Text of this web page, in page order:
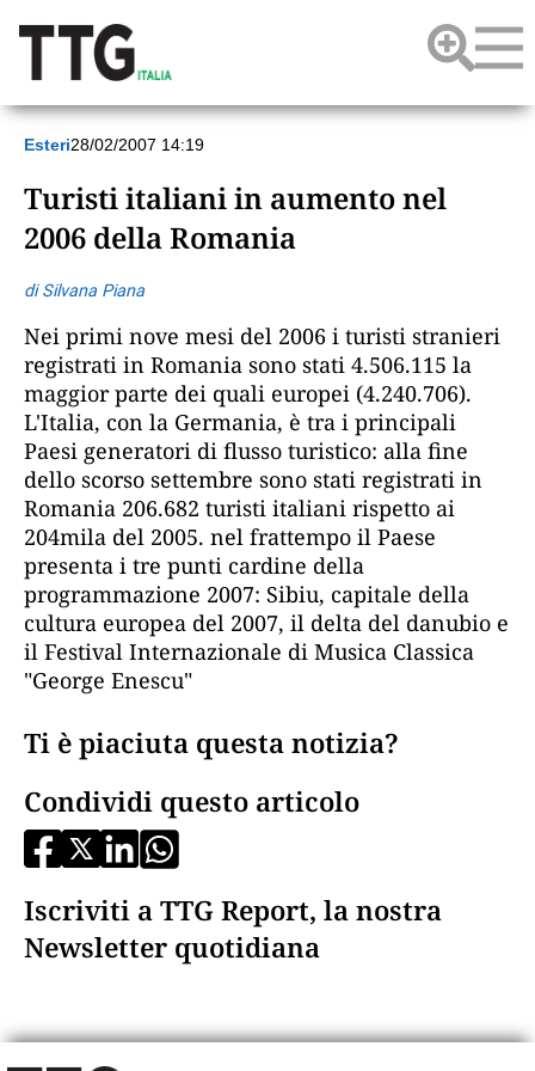
Esteri28/02/2007 14:19
Turisti italiani in aumento nel
2006 della Romania
di Silvana Piana
Nei primi nove mesi del 2006 i turisti stranieri
registrati in Romania sono stati 4.506.115 la
maggior parte dei quali europei (4.240.706).
L'Italia, con la Germania, è tra i principali
Paesi generatori di flusso turistico: alla fine
dello scorso settembre sono stati registrati in
Romania 206.682 turisti italiani rispetto ai
204mila del 2005. nel frattempo il Paese
presenta i tre punti cardine della
programmazione 2007: Sibiu, capitale della
cultura europea del 2007, il delta del danubio e
il Festival Internazionale di Musica Classica
"George Enescu"
Ti è piaciuta questa notizia?
Condividi questo articolo
Iscriviti a TTG Report, la nostra
Newsletter quotidiana